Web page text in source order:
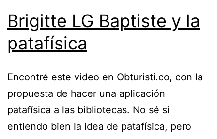
Brigitte LG Baptiste y la
patafísica
Encontré este video en Obturisti.co, con la
propuesta de hacer una aplicación
patafísica a las bibliotecas. No sé si
entiendo bien la idea de patafísica, pero